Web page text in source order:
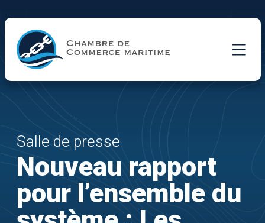
Salle de presse
Nouveau rapport
pour l’ensemble du